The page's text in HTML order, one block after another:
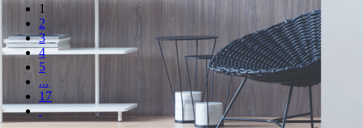
1
2
3
4
5
...
17